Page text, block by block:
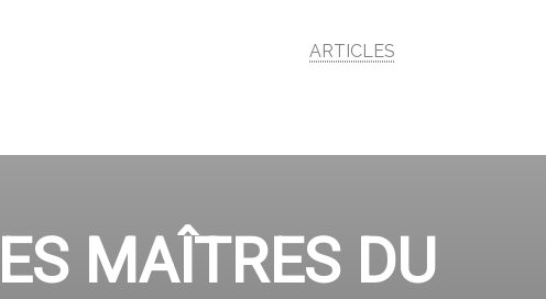
ARTICLES
MAÎTRES DU